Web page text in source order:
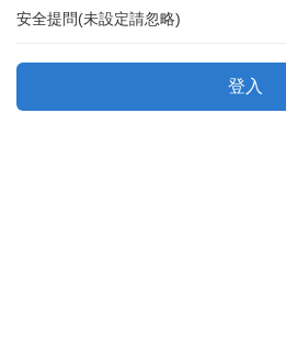
安全提問(未設定請忽略)
登入